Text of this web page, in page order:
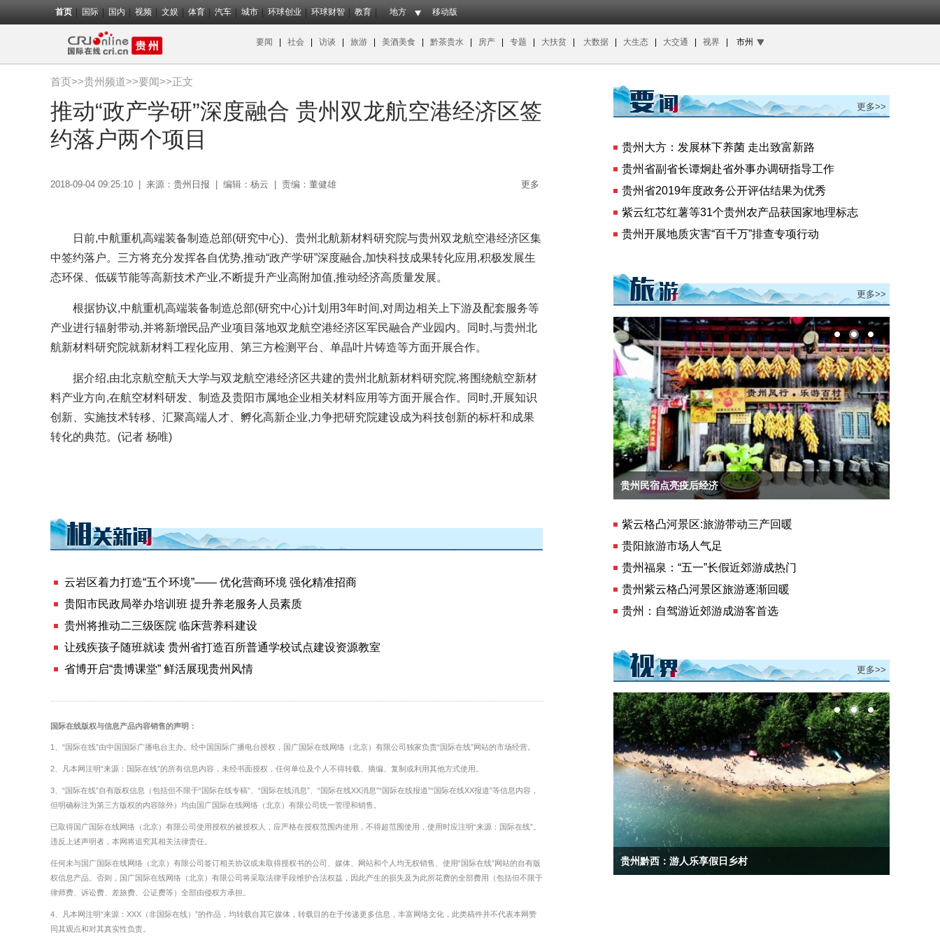
首页 国际 国内 视频 文娱 体育 汽车 城市 环球创业 环球财智 教育 地方 移动版
要闻 社会 访谈 旅游 美酒美食 黔茶贵水 房产 专题 大扶贫 大数据 大生态 大交通 视界 市州
首页>>贵州频道>>要闻>>正文
推动“政产学研”深度融合 贵州双龙航空港经济区签
约落户两个项目
2018-09-04 09:25:10 来源： 贵州日报 编辑：杨云 责编：董健雄 更多
日前,中航重机高端装备制造总部(研究中心)、贵州北航新材料研究院与贵州双龙航空港经济区集
中签约落户。三方将充分发挥各自优势,推动“政产学研”深度融合,加快科技成果转化应用,积极发展生
态环保、低碳节能等高新技术产业,不断提升产业高附加值,推动经济高质量发展。
根据协议,中航重机高端装备制造总部(研究中心)计划用3年时间,对周边相关上下游及配套服务等
产业进行辐射带动,并将新增民品产业项目落地双龙航空港经济区军民融合产业园内。同时,与贵州北
航新材料研究院就新材料工程化应用、第三方检测平台、单晶叶片铸造等方面开展合作。
据介绍,由北京航空航天大学与双龙航空港经济区共建的贵州北航新材料研究院,将围绕航空新材
料产业方向,在航空材料研发、制造及贵阳市属地企业相关材料应用等方面开展合作。同时,开展知识
创新、实施技术转移、汇聚高端人才、孵化高新企业,力争把研究院建设成为科技创新的标杆和成果
转化的典范。(记者 杨唯)
云岩区着力打造“五个环境”—— 优化营商环境 强化精准招商
贵阳市民政局举办培训班 提升养老服务人员素质
贵州将推动二三级医院 临床营养科建设
让残疾孩子随班就读 贵州省打造百所普通学校试点建设资源教室
省博开启“贵博课堂” 鲜活展现贵州风情
国际在线版权与信息产品内容销售的声明：
1、“国际在线”由中国国际广播电台主办。经中国国际广播电台授权，国广国际在线网络（北京）有限公司独家负责“国际在线”网站的市场经营。
2、凡本网注明“来源：国际在线”的所有信息内容，未经书面授权，任何单位及个人不得转载、摘编、复制或利用其他方式使用。
3、“国际在线”自有版权信息（包括但不限于“国际在线专稿”、“国际在线消息”、“国际在线XX消息”“国际在线报道”“国际在线XX报道”等信息内容，
但明确标注为第三方版权的内容除外）均由国广国际在线网络（北京）有限公司统一管理和销售。
已取得国广国际在线网络（北京）有限公司使用授权的被授权人，应严格在授权范围内使用，不得超范围使用，使用时应注明“来源：国际在线”。
违反上述声明者，本网将追究其相关法律责任。
任何未与国广国际在线网络（北京）有限公司签订相关协议或未取得授权书的公司、媒体、网站和个人均无权销售、使用“国际在线”网站的自有版
权信息产品。否则，国广国际在线网络（北京）有限公司将采取法律手段维护合法权益，因此产生的损失及为此所花费的全部费用（包括但不限于
律师费、诉讼费、差旅费、公证费等）全部由侵权方承担。
4、凡本网注明“来源：XXX（非国际在线）”的作品，均转载自其它媒体，转载目的在于传递更多信息，丰富网络文化，此类稿件并不代表本网赞
同其观点和对其真实性负责。
更多>>
贵州大方：发展林下养菌 走出致富新路
贵州省副省长谭炯赴省外事办调研指导工作
贵州省2019年度政务公开评估结果为优秀
紫云红芯红薯等31个贵州农产品获国家地理标志
贵州开展地质灾害“百千万”排查专项行动
更多>>
贵州民宿点亮疫后经济
紫云格凸河景区:旅游带动三产回暖
贵阳旅游市场人气足
贵州福泉：“五一”长假近郊游成热门
贵州紫云格凸河景区旅游逐渐回暖
贵州：自驾游近郊游成游客首选
更多>>
贵州黔西：打造生态文明示范公路（组图） 贵州黔西：游人乐享假日乡村